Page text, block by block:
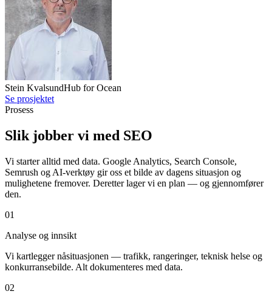
Stein KvalsundHub for Ocean
Se prosjektet
Prosess
Slik jobber vi med SEO
Vi starter alltid med data. Google Analytics, Search Console,
Semrush og AI-verktøy gir oss et bilde av dagens situasjon og
mulighetene fremover. Deretter lager vi en plan — og gjennomfører
den.
01
Analyse og innsikt
Vi kartlegger nåsituasjonen — trafikk, rangeringer, teknisk helse og
konkurransebilde. Alt dokumenteres med data.
02